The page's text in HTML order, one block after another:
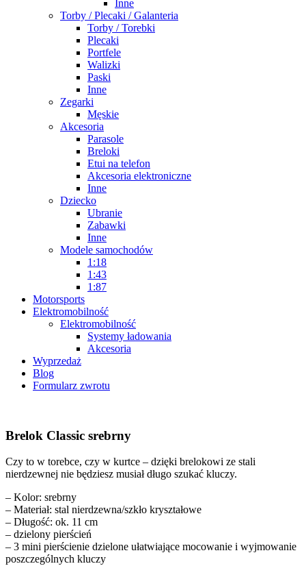
Inne
Torby / Plecaki / Galanteria
Torby / Torebki
Plecaki
Portfele
Walizki
Paski
Inne
Zegarki
Męskie
Akcesoria
Parasole
Breloki
Etui na telefon
Akcesoria elektroniczne
Inne
Dziecko
Ubranie
Zabawki
Inne
Modele samochodów
1:18
1:43
1:87
Motorsports
Elektromobilność
Elektromobilność
Systemy ładowania
Akcesoria
Wyprzedaż
Blog
Formularz zwrotu
Brelok Classic srebrny
Czy to w torebce, czy w kurtce – dzięki brelokowi ze stali
nierdzewnej nie będziesz musiał długo szukać kluczy.
– Kolor: srebrny
– Materiał: stal nierdzewna/szkło kryształowe
– Długość: ok. 11 cm
– dzielony pierścień
– 3 mini pierścienie dzielone ułatwiające mocowanie i wyjmowanie
poszczególnych kluczy